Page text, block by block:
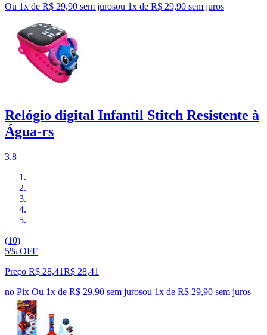
Ou 1x de R$ 29,90 sem jurosou 1x de R$ 29,90 sem juros
Relógio digital Infantil Stitch Resistente à
Água-rs
3.8
(10)
5% OFF
Preço R$ 28,41R$ 28,41
no Pix Ou 1x de R$ 29,90 sem jurosou 1x de R$ 29,90 sem juros